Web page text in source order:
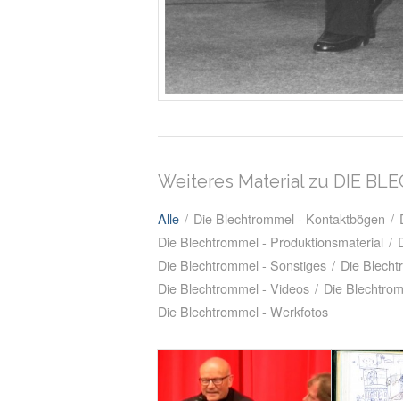
Weiteres Material zu DIE
Alle / Die Blechtrommel - Kontaktbögen /
Die Blechtrommel - Produktionsmaterial /
Die Blechtrommel - Sonstiges / Die
Die Blechtrommel - Videos / Die
Die Blechtrommel - Werkfotos